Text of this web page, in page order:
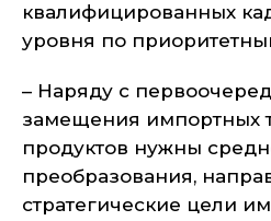
квалифицированных
уровня по
– Наряду с
замещения импортных
продуктов нужны
преобразования,
стратегические цели